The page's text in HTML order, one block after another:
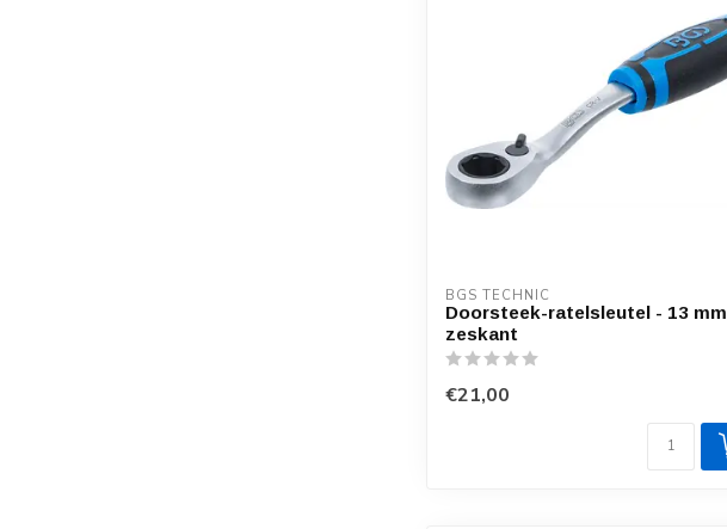
BGS TECHNIC
Doorsteek-ratelsleutel - 13 mm
zeskant
€21,00